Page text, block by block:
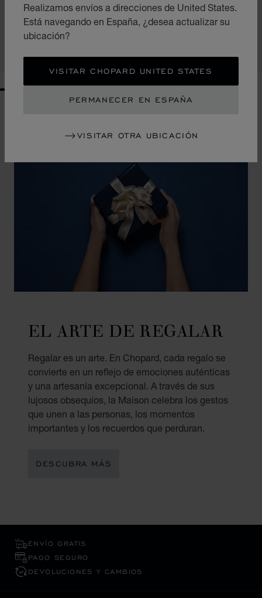
Realizamos envíos a direcciones de United States.
Está navegando en España, ¿desea actualizar su
ubicación?
VISITAR CHOPARD UNITED STATES
PERMANECER EN ESPAÑA
VISITAR OTRA UBICACIÓN
BOLÍGRAFO ROLLERBALL ALPINE EAGLE
ACERO
€ 800
GO TO SLIDE 7
GO TO SLIDE 8
GO TO SLIDE 9
GO TO SLIDE 10
EL ARTE DE REGALAR
Regalar es un arte. En Chopard, cada regalo se
convierte en un reflejo de emociones auténticas
y una artesanía excepcional. A través de sus
lujosos obsequios, la Maison celebra los gestos
que unen a las personas, los momentos
importantes y los recuerdos que perduran.
DESCUBRA MÁS
ENVÍO GRATIS
PAGO SEGURO
DEVOLUCIONES Y CAMBIOS